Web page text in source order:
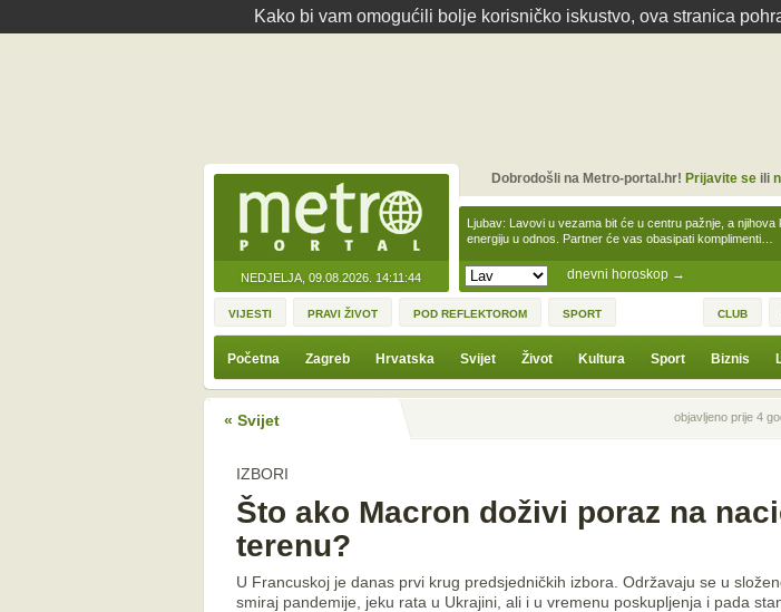
Kako bi vam omogućili bolje korisničko iskustvo, ova stranica
NEDJELJA, 09.08.2026. 14:11:44 dnevni horoskop →
Ljubav: Lavovi u vezama bit će u centru pažnje, a njihova
energiju u odnos. Partner će vas obasipati komplimenti…
Dobrodošli na Metro-portal.hr! Prijavite seili
VIJESTI PRAVI ŽIVOT POD REFLEKTOROM SPORT CLUB
Početna Zagreb Hrvatska Svijet Život Kultura Sport Biznis
« Svijet Prethodna vijestobjavljeno prije 4
IZBORI
Što ako Macron doživi poraz na
terenu?
U Francuskoj je danas prvi krug predsjedničkih izbora. Održavaju se u
smiraj pandemije, jeku rata u Ukrajini, ali i u vremenu poskupljenja i pada